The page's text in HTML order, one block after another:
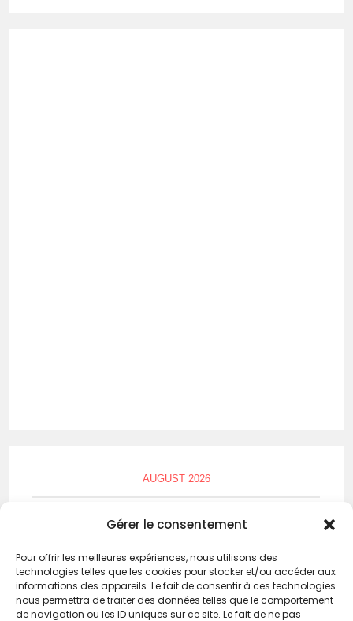
Gérer le consentement
Pour offrir les meilleures expériences, nous utilisons des
technologies telles que les cookies pour stocker et/ou accéder aux
informations des appareils. Le fait de consentir à ces technologies
nous permettra de traiter des données telles que le comportement
de navigation ou les ID uniques sur ce site. Le fait de ne pas
AUGUST 2026
3 4 5 6 7 8 9
10 11 12 13 14 15 16